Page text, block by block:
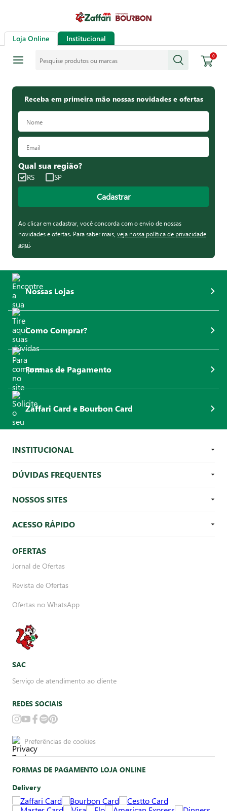
Loja Online Institucional
0
Receba em primeira mão nossas novidades e ofertas
Qual sua região?
RS SP
Cadastrar
Ao clicar em cadastrar, você concorda com o envio de nossas
novidades e ofertas. Para saber mais, veja nossa política de privacidade
aqui.
Nossas Lojas
Como Comprar?
Formas de Pagamento
Zaffari Card e Bourbon Card
INSTITUCIONAL
DÚVIDAS FREQUENTES
NOSSOS SITES
ACESSO RÁPIDO
OFERTAS
Jornal de Ofertas
Revista de Ofertas
Ofertas no WhatsApp
SAC
Serviço de atendimento ao cliente
REDES SOCIAIS
Preferências de cookies
FORMAS DE PAGAMENTO LOJA ONLINE
Delivery